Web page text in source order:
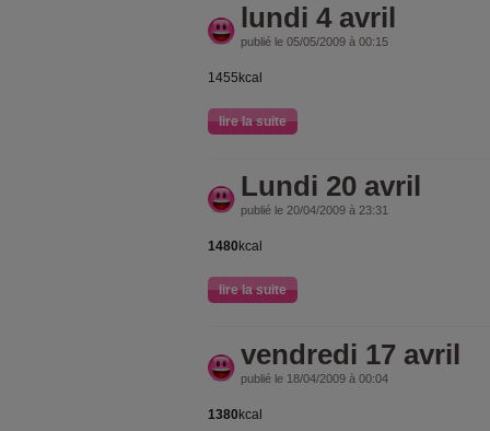
lundi 4 avril
publié le 05/05/2009 à 00:15
1455kcal
lire la suite
Lundi 20 avril
publié le 20/04/2009 à 23:31
1480 kcal
lire la suite
vendredi 17 avril
publié le 18/04/2009 à 00:04
1380 kcal